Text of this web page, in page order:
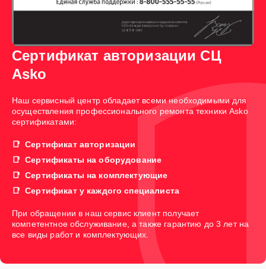
Сертификат авторизации СЦ
Asko
Наш сервисный центр обладает всеми необходимыми для
осуществления профессионального ремонта техники Asko
сертификатами:
Сертификат авторизации
Сертификаты на оборудование
Сертификаты на комплектующие
Сертификат у каждого специалиста
При обращении в наш сервис клиент получает
компетентное обслуживание, а также гарантию до 3 лет на
все виды работ и комплектующих.